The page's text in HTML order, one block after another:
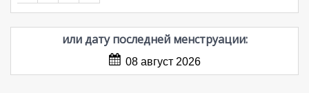
или дату последней менструации:
08 август 2026